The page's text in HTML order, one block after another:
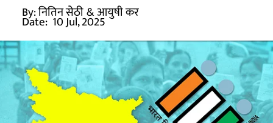
By:नितिन सेठी& आयुषी कर
Date: 10 Jul, 2025